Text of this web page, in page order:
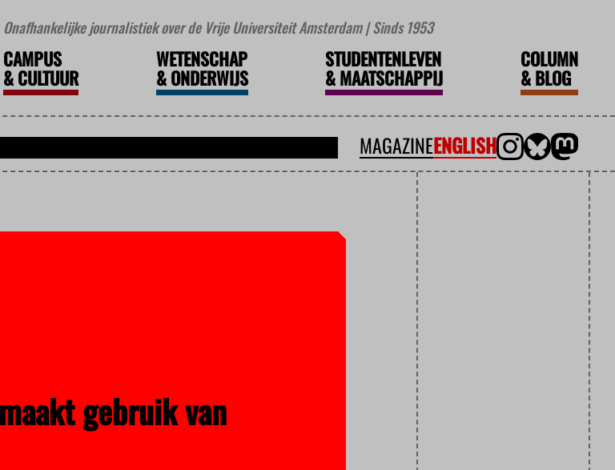
Onafhankelijke journalistiek over de Vrije Universiteit Amsterdam | Sinds 1953
CAMPUS
&CULTUUR
WETENSCHAP
&ONDERWIJS
STUDENTENLEVEN
&MAATSCHAPPIJ
COLUMN
&BLOG
MAGAZINEENGLISH
gebruik van